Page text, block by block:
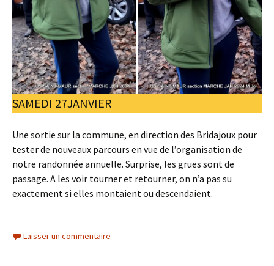
SAMEDI 27JANVIER
Une sortie sur la commune, en direction des Bridajoux pour
tester de nouveaux parcours en vue de l’organisation de
notre randonnée annuelle. Surprise, les grues sont de
passage. A les voir tourner et retourner, on n’a pas su
exactement si elles montaient ou descendaient.
Laisser un commentaire